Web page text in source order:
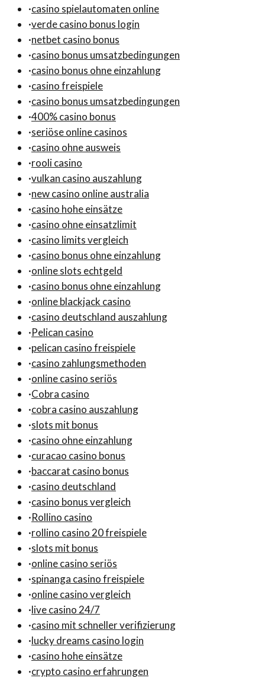
·casino spielautomaten online
·verde casino bonus login
·netbet casino bonus
·casino bonus umsatzbedingungen
·casino bonus ohne einzahlung
·casino freispiele
·casino bonus umsatzbedingungen
·400% casino bonus
·seriöse online casinos
·casino ohne ausweis
·rooli casino
·vulkan casino auszahlung
·new casino online australia
·casino hohe einsätze
·casino ohne einsatzlimit
·casino limits vergleich
·casino bonus ohne einzahlung
·online slots echtgeld
·casino bonus ohne einzahlung
·online blackjack casino
·casino deutschland auszahlung
·Pelican casino
·pelican casino freispiele
·casino zahlungsmethoden
·online casino seriös
·Cobra casino
·cobra casino auszahlung
·slots mit bonus
·casino ohne einzahlung
·curacao casino bonus
·baccarat casino bonus
·casino deutschland
·casino bonus vergleich
·Rollino casino
·rollino casino 20 freispiele
·slots mit bonus
·online casino seriös
·spinanga casino freispiele
·online casino vergleich
·live casino 24/7
·casino mit schneller verifizierung
·lucky dreams casino login
·casino hohe einsätze
·crypto casino erfahrungen